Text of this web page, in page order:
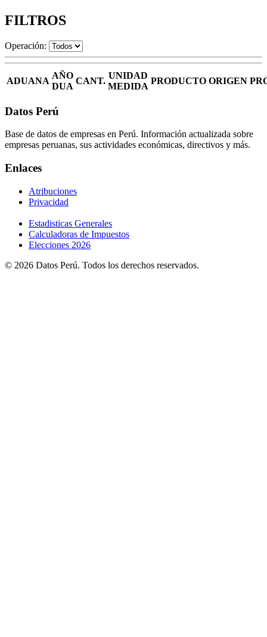
FILTROS
Operación:
ADUANA
AÑO
DUA
CANT.
UNIDAD
MEDIDA
PRODUCTO ORIGEN
Datos Perú
Base de datos de empresas en Perú. Información actualizada sobre
empresas peruanas, sus actividades económicas, directivos y más.
Enlaces
Atribuciones
Privacidad
Estadisticas Generales
Calculadoras de Impuestos
Elecciones 2026
© 2026 Datos Perú. Todos los derechos reservados.